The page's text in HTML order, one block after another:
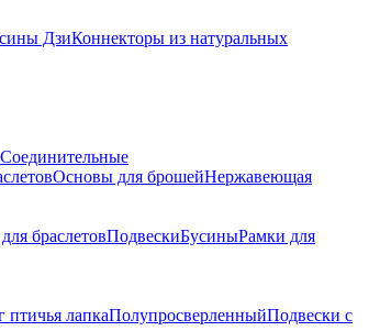
ДзиКоннекторы из натуральных
Соединительные
Основы для брошейНержавеющая
браслетовПодвескиБусиныРамки для
птичья лапкаПолупросверленныйПодвески с